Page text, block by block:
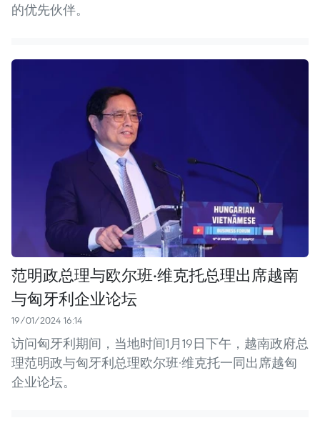
的优先伙伴。
范明政总理与欧尔班·维克托总理出席越南
与匈牙利企业论坛
19/01/2024 16:14
访问匈牙利期间，当地时间1月19日下午，越南政府总
理范明政与匈牙利总理欧尔班·维克托一同出席越匈
企业论坛。